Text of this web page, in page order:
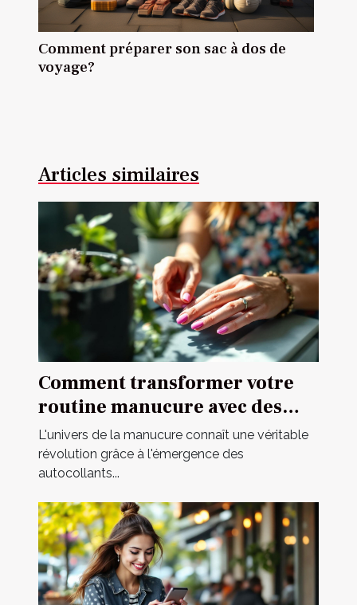
Comment préparer son sac à dos de
voyage?
Articles similaires
Comment transformer votre
routine manucure avec des
autocollants ?
L'univers de la manucure connaît une véritable
révolution grâce à l'émergence des
autocollants...